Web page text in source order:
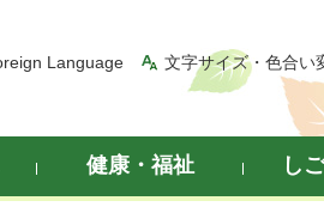
Language 文字サイズ・色合い
健康・福祉 し